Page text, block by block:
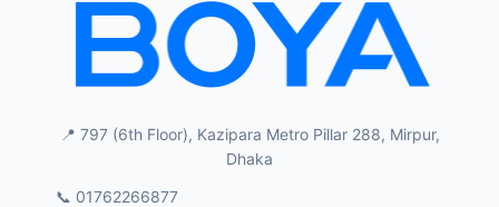
📍 797 (6th Floor), Kazipara Metro Pillar 288, Mirpur,
Dhaka
📞 01762266877